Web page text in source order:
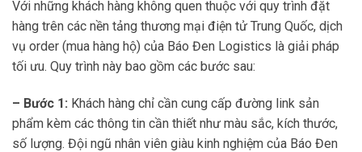
Với những khách hàng không quen thuộc với quy trình đặt
hàng trên các nền tảng thương mại điện tử Trung Quốc, dịch
vụ order (mua hàng hộ) của Báo Đen Logistics là giải pháp
tối ưu. Quy trình này bao gồm các bước sau:
– Bước 1: Khách hàng chỉ cần cung cấp đường link sản
phẩm kèm các thông tin cần thiết như màu sắc, kích thước,
số lượng. Đội ngũ nhân viên giàu kinh nghiệm của Báo Đen